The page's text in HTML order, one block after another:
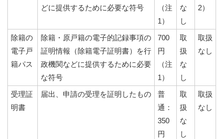
どに提供するために必要な符号
（注
1）
な
し
2）
除籍の
電子戸
籍パス
除籍・原戸籍の電子的記録事項の
証明情報（除籍電子証明書）を行
政機関などに提供するために必要
な符号
700
円
（注
1）
取
扱
な
し
取扱
なし
受理証
明書
届出、申請の受理を証明したもの
普
通：
350
円
取
扱
な
し
取扱
なし